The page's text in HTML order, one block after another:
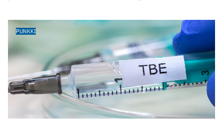
PUNKKI